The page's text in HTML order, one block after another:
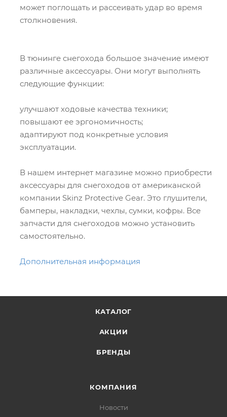
может поглощать и рассеивать удар во время
столкновения.
В тюнинге снегохода большое значение имеют
различные аксессуары. Они могут выполнять
следующие функции:
улучшают ходовые качества техники;
повышают ее эргономичность;
адаптируют под конкретные условия
эксплуатации.
В нашем интернет магазине можно приобрести
аксессуары для снегоходов от американской
компании Skinz Protective Gear. Это глушители,
бамперы, накладки, чехлы, сумки, кофры. Все
запчасти для снегоходов можно установить
самостоятельно.
Дополнительная информация
КАТАЛОГ
АКЦИИ
БРЕНДЫ
КОМПАНИЯ
Новости